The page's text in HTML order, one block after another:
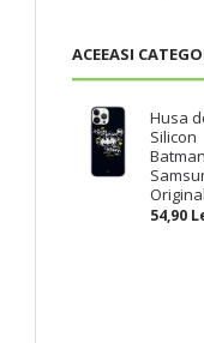
ACEEASI
Husa
Silicon
54,90